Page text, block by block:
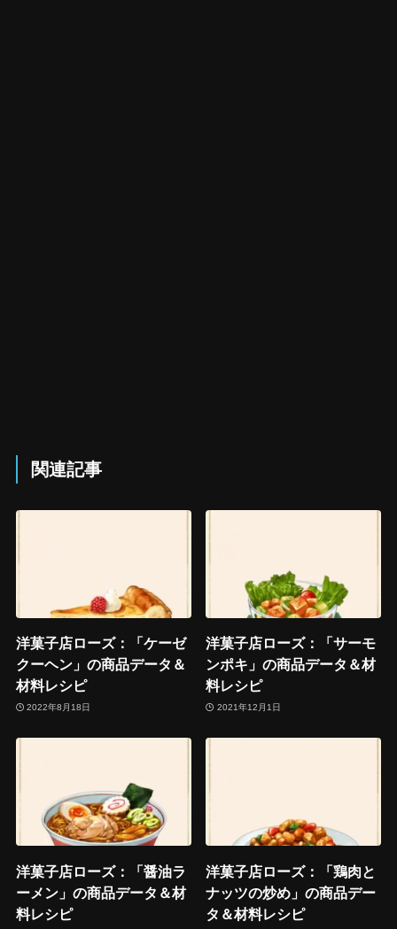
関連記事
洋菓子店ローズ：「ケーゼ
クーヘン」の商品データ＆
材料レシピ
2022年8月18日
洋菓子店ローズ：「サーモ
ンポキ」の商品データ＆材
料レシピ
2021年12月1日
洋菓子店ローズ：「醤油ラ
ーメン」の商品データ＆材
料レシピ
洋菓子店ローズ：「鶏肉と
ナッツの炒め」の商品デー
タ＆材料レシピ